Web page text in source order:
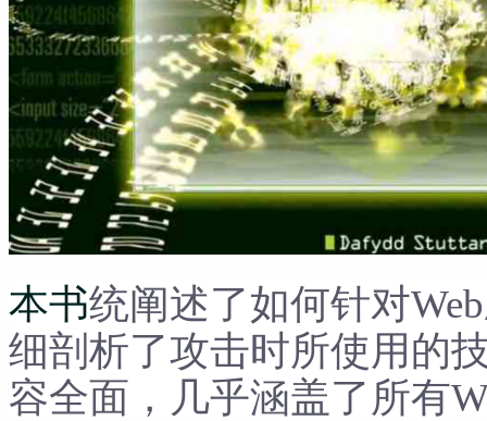
本书统阐述了如何针对
细剖析了攻击时所使用的
容全面，几乎涵盖了所有